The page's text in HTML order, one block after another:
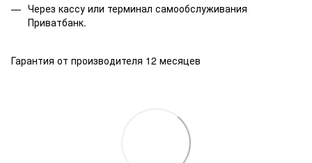
Через кассу или терминал самообслуживания
Приватбанк.
Гарантия от производителя 12 месяцев